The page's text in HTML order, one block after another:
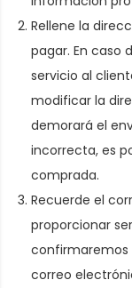
Rellene la
pagar. En caso
servicio al
modificar la
demorará el
incorrecta, es
comprada.
Recuerde el
proporcionar
confirmaremos
correo